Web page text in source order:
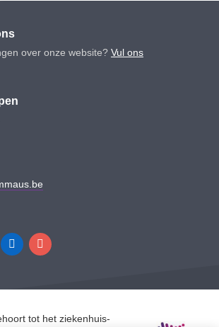
over onze website? Vul ons
LinkedinInstagram
tot het ziekenhuis-